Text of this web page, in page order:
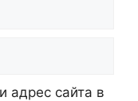
адрес сайта в